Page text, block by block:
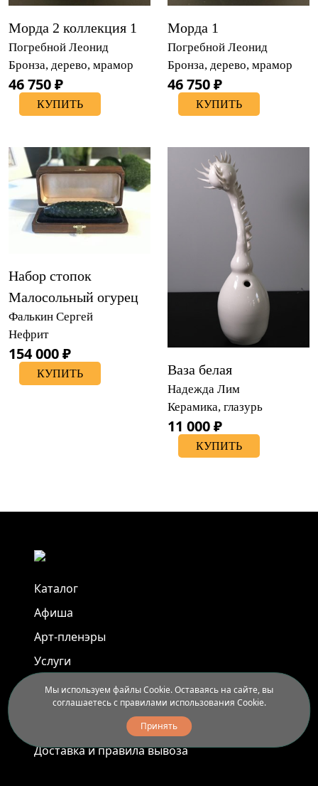
Морда 2 коллекция 1
Погребной Леонид
Бронза, дерево, мрамор
46 750 ₽
КУПИТЬ
Морда 1
Погребной Леонид
Бронза, дерево, мрамор
46 750 ₽
КУПИТЬ
Набор стопок
Малосольный огурец
Фалькин Сергей
Нефрит
154 000 ₽
КУПИТЬ Ваза белая
Надежда Лим
Керамика, глазурь
11 000 ₽
КУПИТЬ
Каталог
Афиша
Арт-пленэры
Услуги
Новости
Доставка и правила вывоза
Мы используем файлы Cookie. Оставаясь на сайте, вы
соглашаетесь с правилами использования Cookie.
Принять